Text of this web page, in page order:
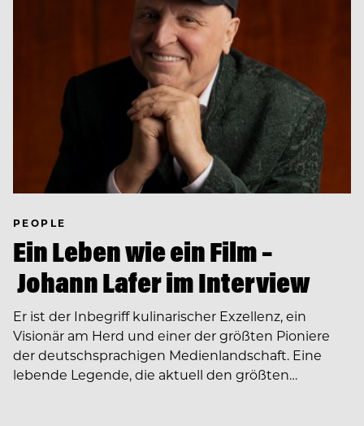
PEOPLE
Ein Leben wie ein Film –
Johann Lafer im Interview
Er ist der Inbegriff kulinarischer Exzellenz, ein
Visionär am Herd und einer der größten Pioniere
der deutschsprachigen Medienlandschaft. Eine
lebende Legende, die aktuell den größten…